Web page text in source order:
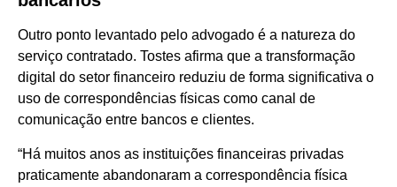
Outro ponto levantado pelo advogado é a natureza do
serviço contratado. Tostes afirma que a transformação
digital do setor financeiro reduziu de forma significativa o
uso de correspondências físicas como canal de
comunicação entre bancos e clientes.
“Há muitos anos as instituições financeiras privadas
praticamente abandonaram a correspondência física